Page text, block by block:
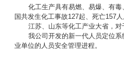
化工生产具有易燃、易爆、有
国共发生化工事故127起、死亡157
江苏、山东等化工产业大省，
我公司开发的新一代人员定位
业单位的人员安全管理进程。